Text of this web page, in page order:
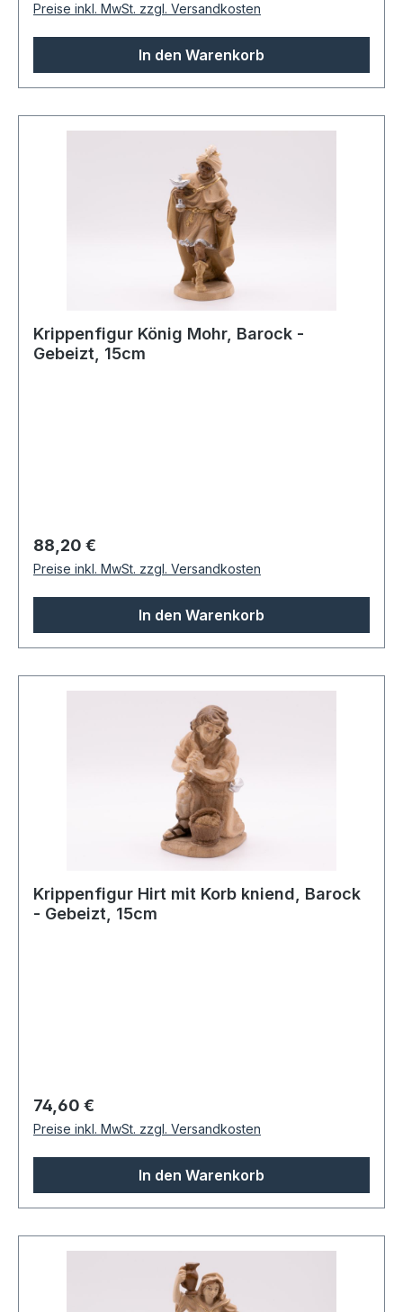
Preise inkl. MwSt. zzgl. Versandkosten
In den Warenkorb
Krippenfigur König Mohr, Barock -
Gebeizt, 15cm
Regulärer Preis:
88,20 €
Preise inkl. MwSt. zzgl. Versandkosten
In den Warenkorb
Krippenfigur Hirt mit Korb kniend, Barock
- Gebeizt, 15cm
Regulärer Preis:
74,60 €
Preise inkl. MwSt. zzgl. Versandkosten
In den Warenkorb